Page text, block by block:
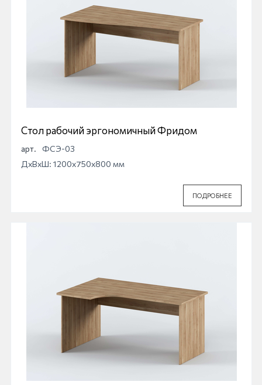
Стол рабочий эргономичный Фридом
арт.
ФСЭ-03
ДхВхШ: 1200x750x800 мм
ПОДРОБНЕЕ